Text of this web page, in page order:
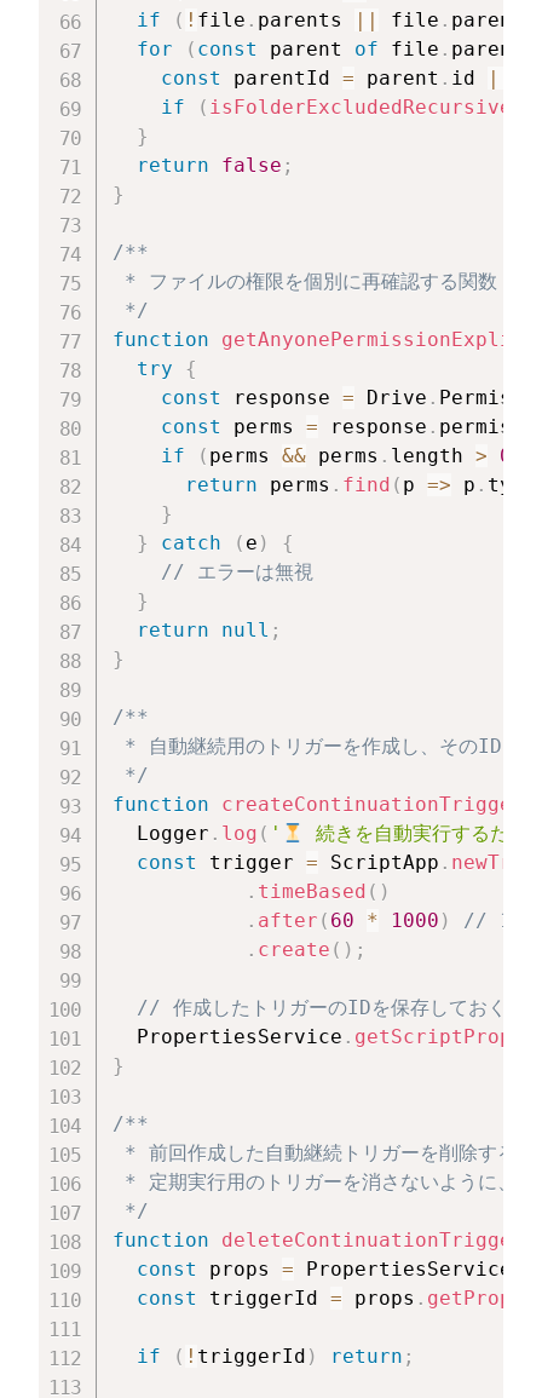
if
( ! file . parents || file . parents
for
( const parent of file . parents
const
parentId = parent . id ||
if
( isFolderExcludedRecursive
}
return
false ;
}
/**
* ファイルの権限を個別に再確認する関数
*/
function
try
{
const
response = Drive .
const
perms = response .
if
( perms && perms . length > 0
return perms . find ( p => p .
}
}
catch ( e )
{
// エラーは無視
}
return
null ;
}
/**
* 自動継続用のトリガーを作成し、そのIDを
*/
function
createContinuationTrigger
  Logger
. log ( '
続きを自動実行するた
const
trigger = ScriptApp .
. timeBased ( )
. after ( 60 * 1000 )
// 1分
. create ( ) ;
// 作成したトリガーのIDを保存しておく
  PropertiesService
.
}
/**
* 前回作成した自動継続トリガーを削除する関
* 定期実行用のトリガーを消さないように、
*/
function
deleteContinuationTrigger
const
props = PropertiesService
const
triggerId = props .
if ( ! triggerId ) return ;